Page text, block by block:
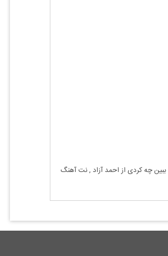
ببین چه کردی از احمد آزاد , نت آهنگ